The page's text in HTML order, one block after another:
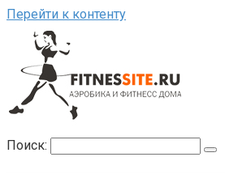
Перейти к контенту
Поиск: